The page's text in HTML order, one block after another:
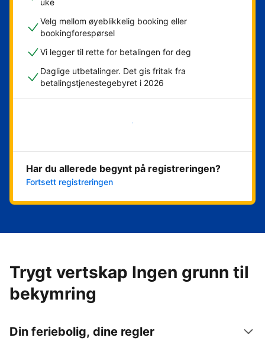
uke
Velg mellom øyeblikkelig booking eller
bookingforespørsel
Vi legger til rette for betalingen for deg
Daglige utbetalinger. Det gis fritak fra
betalingstjenestegebyret i 2026
Kom i gang nå
Har du allerede begynt på registreringen?
Fortsett registreringen
Trygt vertskap Ingen grunn til
bekymring
Din feriebolig, dine regler